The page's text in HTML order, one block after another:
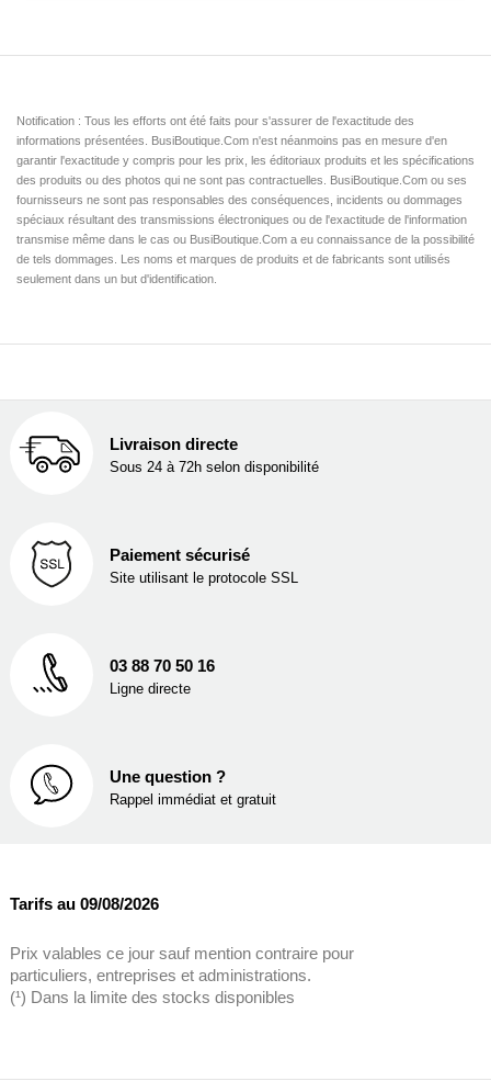
Notification : Tous les efforts ont été faits pour s'assurer de l'exactitude des
informations présentées. BusiBoutique.Com n'est néanmoins pas en mesure d'en
garantir l'exactitude y compris pour les prix, les éditoriaux produits et les spécifications
des produits ou des photos qui ne sont pas contractuelles. BusiBoutique.Com ou ses
fournisseurs ne sont pas responsables des conséquences, incidents ou dommages
spéciaux résultant des transmissions électroniques ou de l'exactitude de l'information
transmise même dans le cas ou BusiBoutique.Com a eu connaissance de la possibilité
de tels dommages. Les noms et marques de produits et de fabricants sont utilisés
seulement dans un but d'identification.
Livraison directe
Sous 24 à 72h selon disponibilité
Paiement sécurisé
Site utilisant le protocole SSL
03 88 70 50 16
Ligne directe
Une question ?
Rappel immédiat et gratuit
Tarifs au 09/08/2026
Prix valables ce jour sauf mention contraire pour
particuliers, entreprises et administrations.
(¹) Dans la limite des stocks disponibles